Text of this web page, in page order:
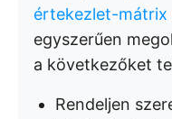
értekezlet-mátrix
egyszerűen
a következőket
Rendeljen